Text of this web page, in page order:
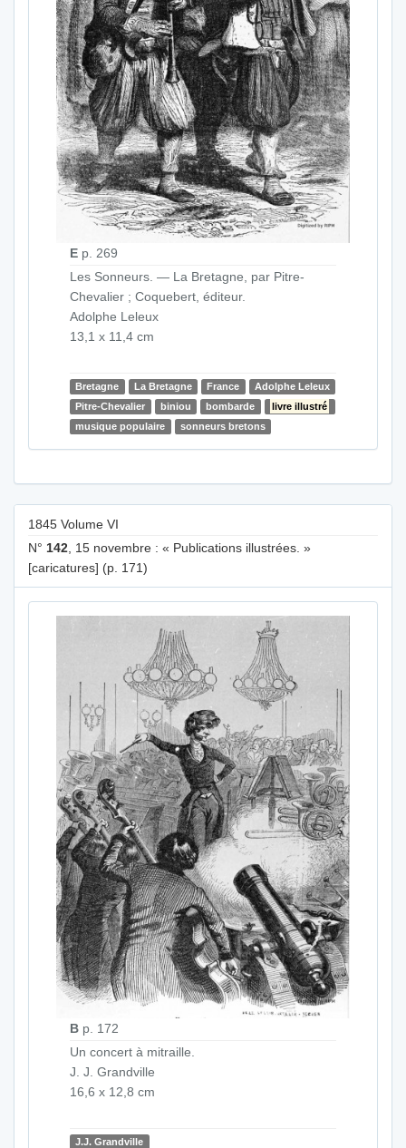
E p. 269
Les Sonneurs. — La Bretagne, par Pitre-
Chevalier ; Coquebert, éditeur.
Adolphe Leleux
13,1 x 11,4 cm
Bretagne La Bretagne France
Adolphe Leleux
Pitre-Chevalier
biniou bombarde
livre illustré
musique populaire
sonneurs bretons
1845 Volume VI
N° 142 , 15 novembre : « Publications illustrées. »
[caricatures] (p. 171)
B p. 172
Un concert à mitraille.
J. J. Grandville
16,6 x 12,8 cm
J.J. Grandville